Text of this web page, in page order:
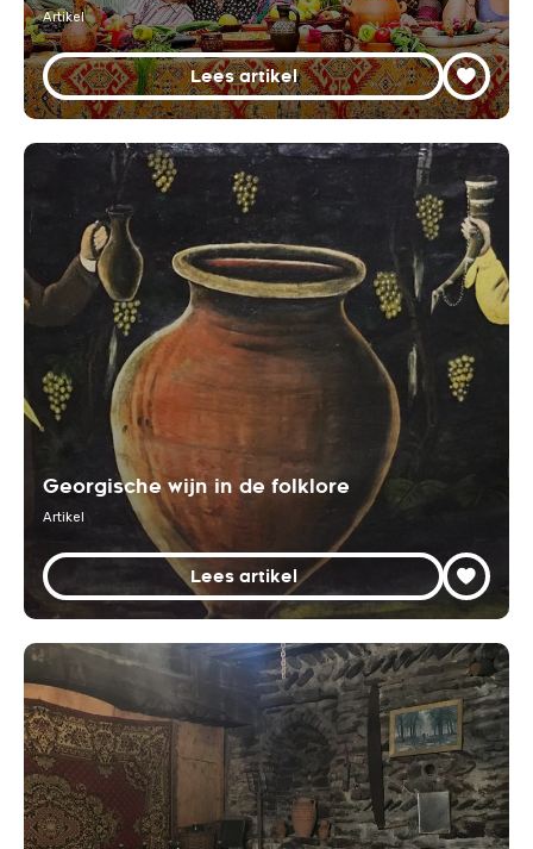
Artikel
Lees artikel
Georgische wijn in de folklore
Artikel
Lees artikel